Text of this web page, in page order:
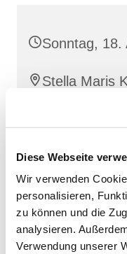
Diese Webseite
Wir verwenden
personalisieren,
zu können und die
analysieren.
Verwendung unserer
Sonntag, 18.
Stella Maris